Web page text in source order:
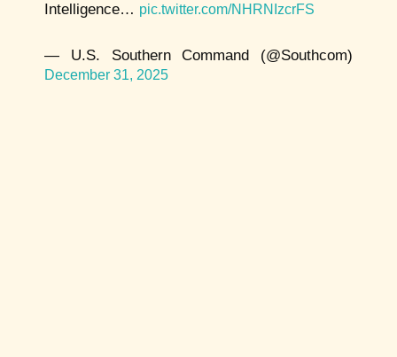
Intelligence… pic.twitter.com/NHRNIzcrFS
— U.S. Southern Command (@Southcom)
December 31, 2025